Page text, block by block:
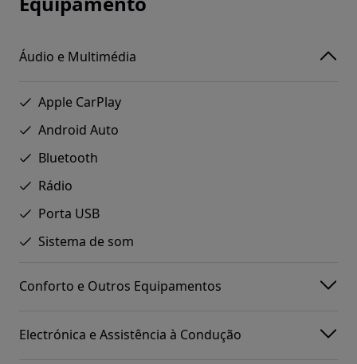
Áudio e Multimédia
Apple CarPlay
Android Auto
Bluetooth
Rádio
Porta USB
Sistema de som
Conforto e Outros Equipamentos
Electrónica e Assistência à Condução